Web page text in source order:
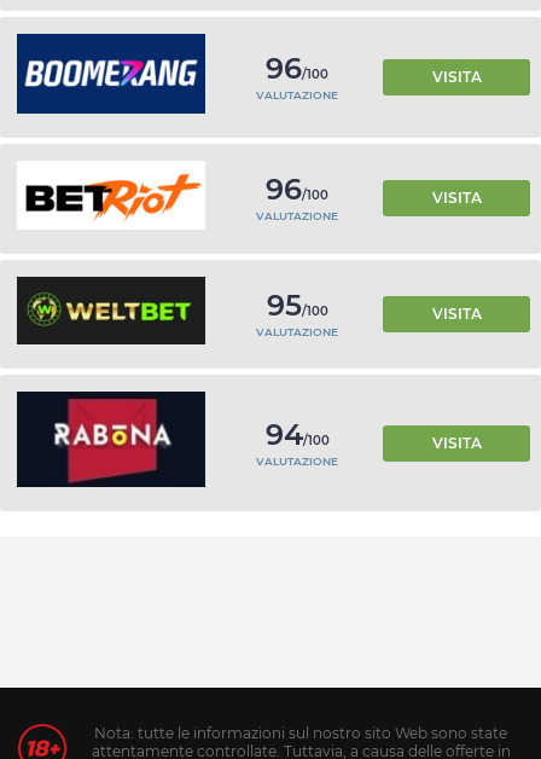
96/100
VALUTAZIONE
VISITA
96/100
VALUTAZIONE
VISITA
95/100
VALUTAZIONE
VISITA
94/100
VALUTAZIONE
VISITA
Nota: tutte le informazioni sul nostro sito Web sono state
attentamente controllate. Tuttavia, a causa delle offerte in